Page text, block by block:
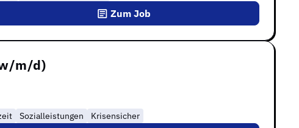
Zum Job
m/d)
Sozialleistungen Krisensicher